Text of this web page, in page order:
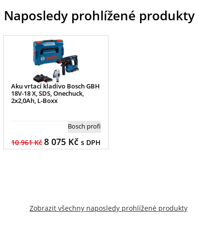
Naposledy prohlížené produkty
Aku vrtací kladivo Bosch GBH
18V-18 X, SDS, Onechuck,
2x2,0Ah, L-Boxx
Bosch profi
10 961 Kč8 075Kč s DPH
Zobrazit všechny naposledy prohlížené produkty